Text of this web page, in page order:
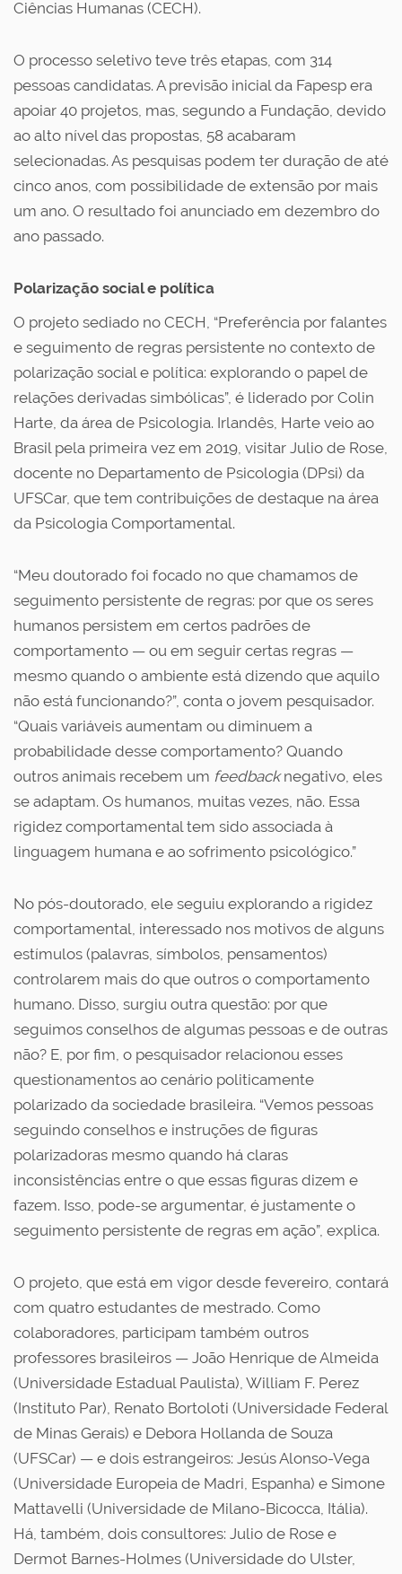
Ciências Humanas (CECH).
O processo seletivo teve três etapas, com 314
pessoas candidatas. A previsão inicial da Fapesp era
apoiar 40 projetos, mas, segundo a Fundação, devido
ao alto nível das propostas, 58 acabaram
selecionadas. As pesquisas podem ter duração de até
cinco anos, com possibilidade de extensão por mais
um ano. O resultado foi anunciado em dezembro do
ano passado.
Polarização social e política
O projeto sediado no CECH, “Preferência por falantes
e seguimento de regras persistente no contexto de
polarização social e política: explorando o papel de
relações derivadas simbólicas”, é liderado por Colin
Harte, da área de Psicologia. Irlandês, Harte veio ao
Brasil pela primeira vez em 2019, visitar Julio de Rose,
docente no Departamento de Psicologia (DPsi) da
UFSCar, que tem contribuições de destaque na área
da Psicologia Comportamental.
“Meu doutorado foi focado no que chamamos de
seguimento persistente de regras: por que os seres
humanos persistem em certos padrões de
comportamento — ou em seguir certas regras —
mesmo quando o ambiente está dizendo que aquilo
não está funcionando?”, conta o jovem pesquisador.
“Quais variáveis aumentam ou diminuem a
probabilidade desse comportamento? Quando
outros animais recebem um feedbacknegativo, eles
se adaptam. Os humanos, muitas vezes, não. Essa
rigidez comportamental tem sido associada à
linguagem humana e ao sofrimento psicológico.”
No pós-doutorado, ele seguiu explorando a rigidez
comportamental, interessado nos motivos de alguns
estímulos (palavras, símbolos, pensamentos)
controlarem mais do que outros o comportamento
humano. Disso, surgiu outra questão: por que
seguimos conselhos de algumas pessoas e de outras
não? E, por fim, o pesquisador relacionou esses
questionamentos ao cenário politicamente
polarizado da sociedade brasileira. “Vemos pessoas
seguindo conselhos e instruções de figuras
polarizadoras mesmo quando há claras
inconsistências entre o que essas figuras dizem e
fazem. Isso, pode-se argumentar, é justamente o
seguimento persistente de regras em ação”, explica.
O projeto, que está em vigor desde fevereiro, contará
com quatro estudantes de mestrado. Como
colaboradores, participam também outros
professores brasileiros — João Henrique de Almeida
(Universidade Estadual Paulista), William F. Perez
(Instituto Par), Renato Bortoloti (Universidade Federal
de Minas Gerais) e Debora Hollanda de Souza
(UFSCar) — e dois estrangeiros: Jesús Alonso-Vega
(Universidade Europeia de Madri, Espanha) e Simone
Mattavelli (Universidade de Milano-Bicocca, Itália).
Há, também, dois consultores: Julio de Rose e
Dermot Barnes-Holmes (Universidade do Ulster,